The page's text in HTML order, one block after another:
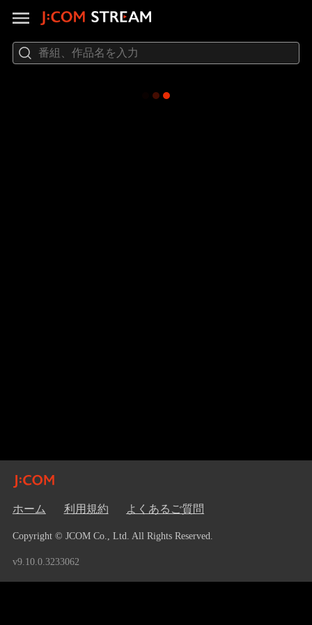
ホーム 利用規約 よくあるご質問
Copyright © JCOM Co., Ltd. All Rights Reserved.
v9.10.0.3233062